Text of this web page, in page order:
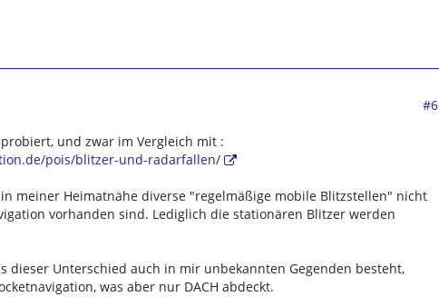
#6
und zwar im Vergleich mit :
pois/blitzer-und-radarfallen/
meiner Heimatnähe diverse "regelmäßige mobile Blitzstellen" nicht
vorhanden sind. Lediglich die stationären Blitzer werden
dieser Unterschied auch in mir unbekannten Gegenden besteht,
was aber nur DACH abdeckt.